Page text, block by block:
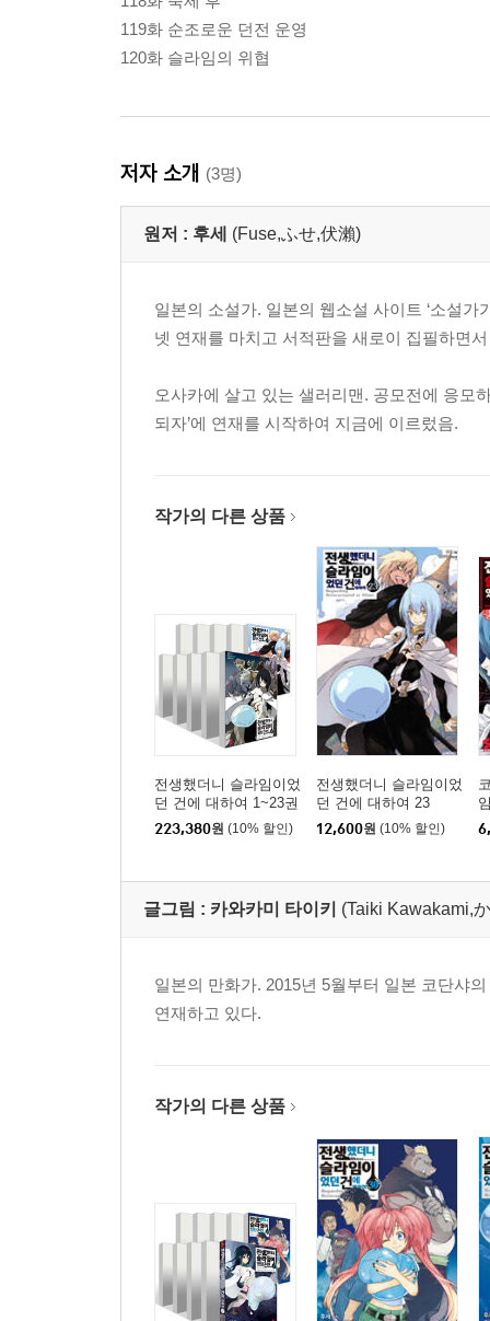
119화 순조로운 던전 운영
120화 슬라임의 위협
저자 소개 (3명)
원저 : 후세 (Fuse,ふせ,伏瀨)
일본의 소설가. 일본의 웹소설 사이트 ‘소설
넷 연재를 마치고 서적판을 새로이 집필하면
오사카에 살고 있는 샐러리맨. 공모전에 응모
되자’에 연재를 시작하여 지금에 이르렀음.
작가의 다른 상품
전생했더니 슬라임이었
던 건에 대하여 1~23권
세트
223,380원 (10% 할인)
전생했더니 슬라임이었
던 건에 대하여 23
12,600원 (10% 할인)
글그림 : 카와카미 타이키 (Taiki Kawakami,
일본의 만화가. 2015년 5월부터 일본 코단샤
연재하고 있다.
작가의 다른 상품